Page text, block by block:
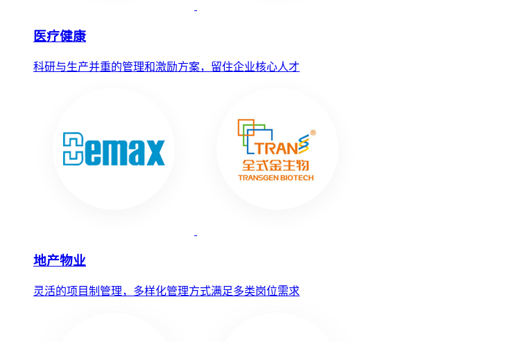
医疗健康
科研与生产并重的管理和激励方案，留住企业核心人才
地产物业
灵活的项目制管理，多样化管理方式满足多类岗位需求